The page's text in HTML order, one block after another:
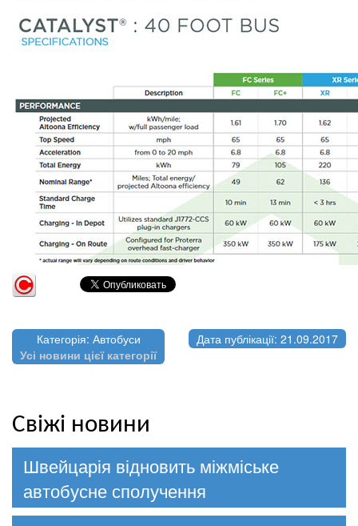
Категорія: Автобуси
Усі новини цієї категорії
Дата публікації: 21.09.2017
Свіжі новини
Швейцарія відновить міжміське
автобусне сполучення